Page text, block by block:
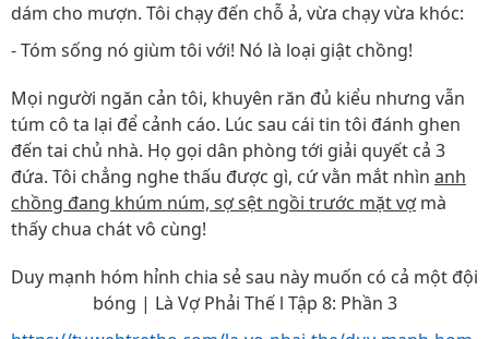
dám cho mượn. Tôi chạy đến chỗ ả, vừa chạy vừa khóc:
- Tóm sống nó giùm tôi với! Nó là loại giật chồng!
Mọi người ngăn cản tôi, khuyên răn đủ kiểu nhưng vẫn
túm cô ta lại để cảnh cáo. Lúc sau cái tin tôi đánh ghen
đến tai chủ nhà. Họ gọi dân phòng tới giải quyết cả 3
đứa. Tôi chẳng nghe thấu được gì, cứ vằn mắt nhìn anh
chồng đang khúm núm, sợ sệt ngồi trước mặt vợmà
thấy chua chát vô cùng!
Duy mạnh hóm hỉnh chia sẻ sau này muốn có cả một đội
bóng | Là Vợ Phải Thế l Tập 8: Phần 3